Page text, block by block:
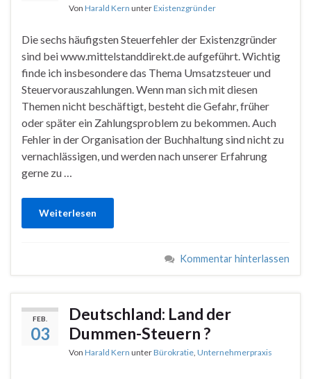
Von Harald Kern unterExistenzgründer
Die sechs häufigsten Steuerfehler der Existenzgründer
sind bei www.mittelstanddirekt.de aufgeführt. Wichtig
finde ich insbesondere das Thema Umsatzsteuer und
Steuervorauszahlungen. Wenn man sich mit diesen
Themen nicht beschäftigt, besteht die Gefahr, früher
oder später ein Zahlungsproblem zu bekommen. Auch
Fehler in der Organisation der Buchhaltung sind nicht zu
vernachlässigen, und werden nach unserer Erfahrung
gerne zu …
Weiterlesen
Kommentar hinterlassen
FEB.
03
Deutschland: Land der
Dummen-Steuern ?
Von Harald Kern unterBürokratie Unternehmerpraxis